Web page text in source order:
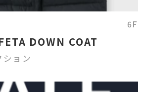
6F
DOWN COAT
ョン